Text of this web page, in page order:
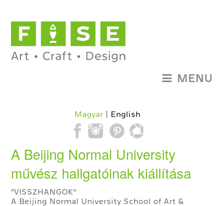
Magyar English
MENU
A Beijing Normal University
művész hallgatóinak kiállítása
"VISSZHANGOK"
A Beijing Normal University School of Art &